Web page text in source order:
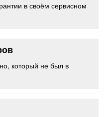
в своём сервисном
который не был в